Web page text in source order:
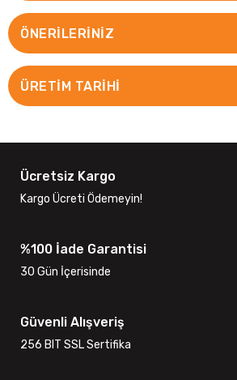
ÖNERILERINIZ
ÜRETİM TARİHİ
Ücretsiz Kargo
Kargo Ücreti Ödemeyin!
%100 İade Garantisi
30 Gün İçerisinde
Güvenli Alışveriş
256 BIT SSL Sertifika